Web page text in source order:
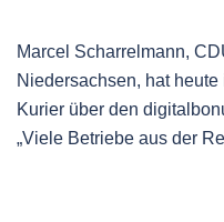
Marcel Scharrelmann,
Niedersachsen, hat
Kurier über den
„Viele Betriebe aus der